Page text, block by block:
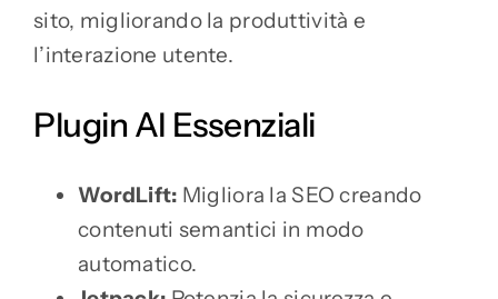
sito, migliorando la produttività e
l’interazione utente.
Plugin AI Essenziali
WordLift: Migliora la SEO creando
contenuti semantici in modo
automatico.